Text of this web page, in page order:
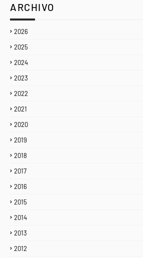
ARCHIVO
2026
2025
2024
2023
2022
2021
2020
2019
2018
2017
2016
2015
2014
2013
2012